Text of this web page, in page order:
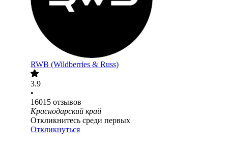
RWB (Wildberries & Russ)
3.9
•
16015 отзывов
Краснодарский край
Откликнитесь среди первых
Откликнуться